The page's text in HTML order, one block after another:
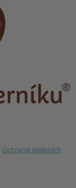
Ochrana osobních